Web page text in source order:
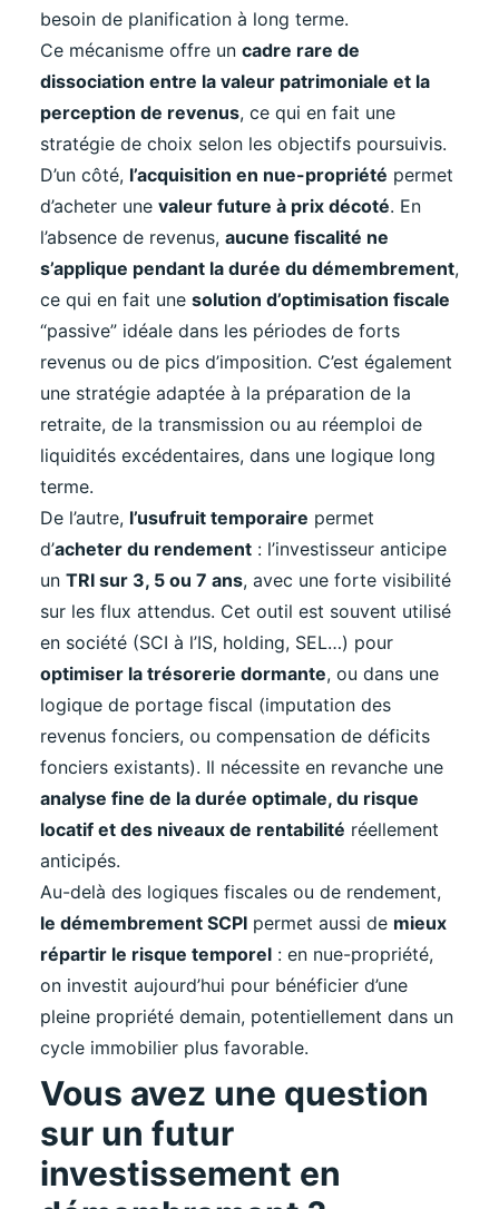
besoin de planification à long terme.
Ce mécanisme offre un cadre rare de
dissociation entre la valeur patrimoniale et la
perception de revenus, ce qui en fait une
stratégie de choix selon les objectifs poursuivis.
D’un côté, l’acquisition en nue-propriété permet
d’acheter une valeur future à prix décoté. En
l’absence de revenus, aucune fiscalité ne
s’applique pendant la durée du démembrement,
ce qui en fait une solution d’optimisation fiscale
“passive” idéale dans les périodes de forts
revenus ou de pics d’imposition. C’est également
une stratégie adaptée à la préparation de la
retraite, de la transmission ou au réemploi de
liquidités excédentaires, dans une logique long
terme.
De l’autre, l’usufruit temporaire permet
d’acheter du rendement: l’investisseur anticipe
un TRI sur 3, 5 ou 7 ans, avec une forte visibilité
sur les flux attendus. Cet outil est souvent utilisé
en société (SCI à l’IS, holding, SEL…) pour
optimiser la trésorerie dormante, ou dans une
logique de portage fiscal (imputation des
revenus fonciers, ou compensation de déficits
fonciers existants). Il nécessite en revanche une
analyse fine de la durée optimale, du risque
locatif et des niveaux de rentabilité réellement
anticipés.
Au-delà des logiques fiscales ou de rendement,
le démembrement SCPIpermet aussi de mieux
répartir le risque temporel: en nue-propriété,
on investit aujourd’hui pour bénéficier d’une
pleine propriété demain, potentiellement dans un
cycle immobilier plus favorable.
Vous avez une question
sur un futur
investissement en